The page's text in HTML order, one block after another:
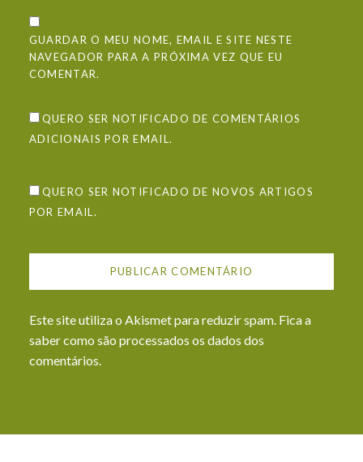
GUARDAR O MEU NOME, EMAIL E SITE NESTE
NAVEGADOR PARA A PRÓXIMA VEZ QUE EU
COMENTAR.
QUERO SER NOTIFICADO DE COMENTÁRIOS
ADICIONAIS POR EMAIL.
QUERO SER NOTIFICADO DE NOVOS ARTIGOS
POR EMAIL.
Este site utiliza o Akismet para reduzir spam. Fica a
saber como são processados os dados dos
comentários.